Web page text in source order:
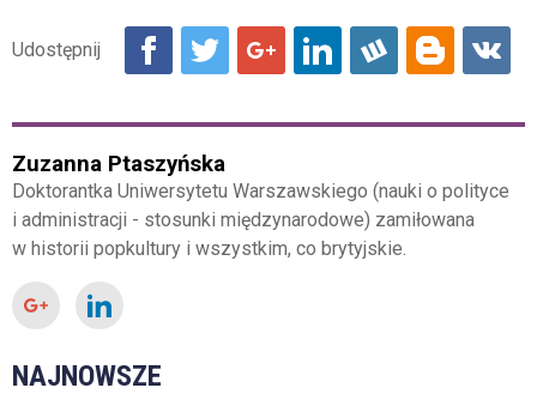
Zuzanna Ptaszyńska
Doktorantka Uniwersytetu Warszawskiego (nauki o polityce
i administracji - stosunki międzynarodowe) zamiłowana
w historii popkultury i wszystkim, co brytyjskie.
NAJNOWSZE